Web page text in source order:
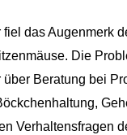
fiel das Augenmerk
Die
über Beratung bei
Verhaltensfragen